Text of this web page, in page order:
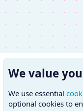
We value
We use essential
optional cookies to